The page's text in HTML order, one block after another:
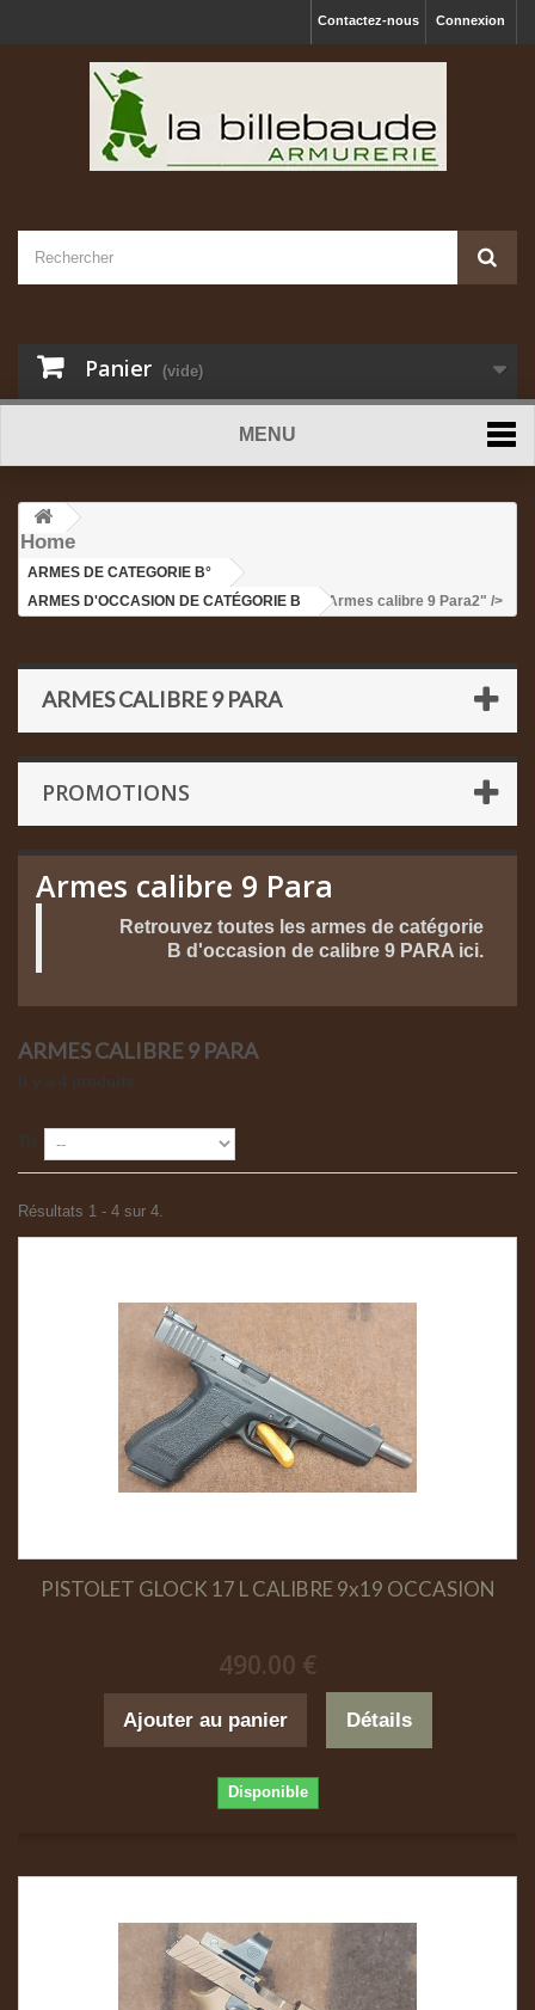
Connexion
Contactez-nous
Panier (vide)
MENU
Home
ARMES DE CATEGORIE B°
ARMES D'OCCASION DE CATÉGORIE B
>Armes calibre 9 Para2" />
ARMES CALIBRE 9 PARA
PROMOTIONS
Armes calibre 9 Para
Retrouvez toutes les armes de catégorie
B d'occasion de calibre 9 PARA ici.
ARMES CALIBRE 9 PARA
Résultats 1 - 4 sur 4.
PISTOLET GLOCK 17 L CALIBRE 9x19 OCCASION
490.00 €
Ajouter au panier Détails
Disponible